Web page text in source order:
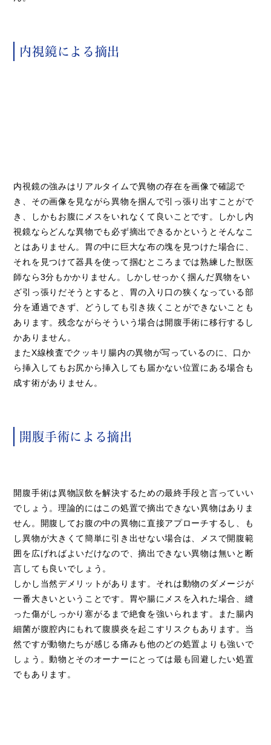
内視鏡による摘出
内視鏡の強みはリアルタイムで異物の存在を画像で確認で
き、その画像を見ながら異物を掴んで引っ張り出すことがで
き、しかもお腹にメスをいれなくて良いことです。しかし内
視鏡ならどんな異物でも必ず摘出できるかというとそんなこ
とはありません。胃の中に巨大な布の塊を見つけた場合に、
それを見つけて器具を使って掴むところまでは熟練した獣医
師なら3分もかかりません。しかしせっかく掴んだ異物をい
ざ引っ張りだそうとすると、胃の入り口の狭くなっている部
分を通過できず、どうしても引き抜くことができないことも
あります。残念ながらそういう場合は開腹手術に移行するし
かありません。
またX線検査でクッキリ腸内の異物が写っているのに、口か
ら挿入してもお尻から挿入しても届かない位置にある場合も
成す術がありません。
開腹手術による摘出
開腹手術は異物誤飲を解決するための最終手段と言っていい
でしょう。理論的にはこの処置で摘出できない異物はありま
せん。開腹してお腹の中の異物に直接アプローチするし、も
し異物が大きくて簡単に引き出せない場合は、メスで開腹範
囲を広げればよいだけなので、摘出できない異物は無いと断
言しても良いでしょう。
しかし当然デメリットがあります。それは動物のダメージが
一番大きいということです。胃や腸にメスを入れた場合、縫
った傷がしっかり塞がるまで絶食を強いられます。また腸内
細菌が腹腔内にもれて腹膜炎を起こすリスクもあります。当
然ですが動物たちが感じる痛みも他のどの処置よりも強いで
しょう。動物とそのオーナーにとっては最も回避したい処置
でもあります。